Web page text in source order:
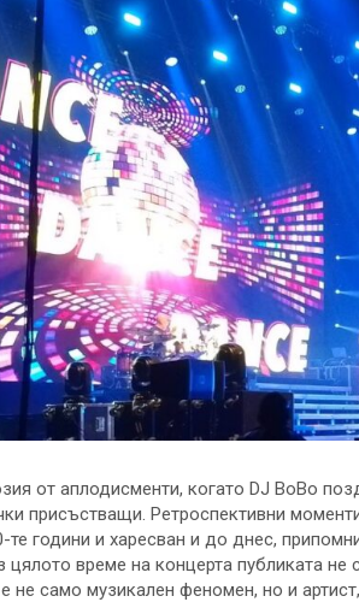
от аплодисменти, когато DJ BoBo
присъстващи. Ретроспективни
те години и харесван и до днес,
цялото време на концерта публиката
само музикален феномен, но и